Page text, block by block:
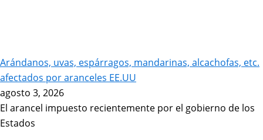
Arándanos, uvas, espárragos, mandarinas, alcachofas, etc.
afectados por aranceles EE.UU
agosto 3, 2026
El arancel impuesto recientemente por el gobierno de los
Estados